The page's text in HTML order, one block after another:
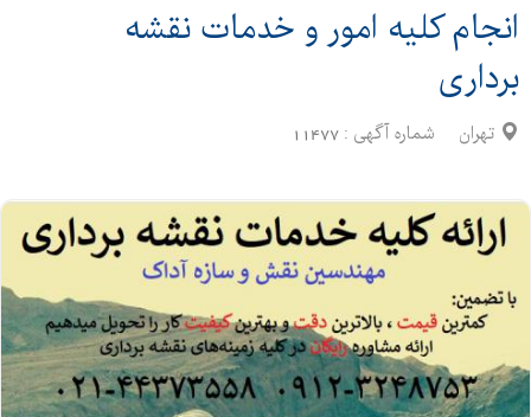
انجام کلیه امور و خدمات نقشه
برداری
تهران شماره آگهی : 11477